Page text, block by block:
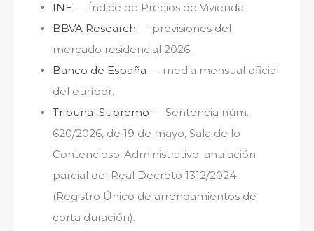
INE — Índice de Precios de Vivienda.
BBVA Research — previsiones del
mercado residencial 2026.
Banco de España — media mensual oficial
del euríbor.
Tribunal Supremo — Sentencia núm.
620/2026, de 19 de mayo, Sala de lo
Contencioso-Administrativo: anulación
parcial del Real Decreto 1312/2024
(Registro Único de arrendamientos de
corta duración).